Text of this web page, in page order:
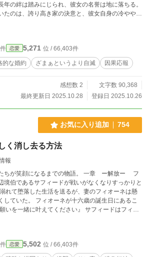
年の絆は踏みにじられ、彼女の名誉は地に落ちる。
たのは、誇り高き家の決意と、彼女自身の冷ややか
別し、秩序と理念を掲げて、新たな自治の道を歩
なる。崩れゆく信頼と、見限られる権威。 そし
家の中心には、再び立ち上がったレティシアの姿が
とシリアスパートを交互に挟む予定です。
恋愛 5,271 位 / 66,403件
的な婚約 ざまぁというより自滅 因果応報
感想数 2
文字数 90,368
最終更新日 2025.10.28
登録日 2025.10.26
お気に入り追加 754
く消し去る方法
報
になるまでの物語。 一章 ー解放ー フ
境伯であるサフィードが戦いがなくなりすっかりと
れて堕落した生活を送るが、妻のフィオーネは懸
していた。 フィオーネが十六歳の誕生日にあるこ
いを一緒に叶えてください』 サフィードはフィオ
。 二章 ー欲望ー 平民のアスフ
いう女性がいた。 二人で支え合って家族を養っ
スを掴んで男爵となる。 「フラー、君とはもう
と結婚するこになった」 アスファルは家族の世
を捨てて、貴族の女性との結婚を選んだ。 けれど
恋愛 5,502 位 / 66,403件